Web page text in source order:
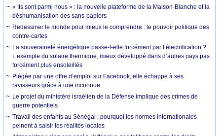
« Ils sont parmi nous » : la nouvelle plateforme de la Maison-Blanche et la
déshumanisation des sans-papiers
Redessiner le monde pour mieux le comprendre : le pouvoir politique des
contre-cartes
La souveraineté énergétique passe-t-elle forcément par l’électrification ?
L’exemple du solaire thermique, mieux développé dans d’autres pays pas
forcément plus ensoleillés
Piégée par une offre d’emploi sur Facebook, elle échappe à ses
ravisseurs grâce à une inconnue
Le projet du ministère israélien de la Défense implique des crimes de
guerre potentiels
Travail des enfants au Sénégal : pourquoi les normes internationales
peinent à saisir les réalités locales